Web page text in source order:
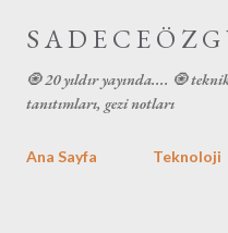
Ana
S A D E C E Ö Z
🧿 20 yıldır yayında.... 🧿
tanıtımları, gezi notları
Ana Sayfa Teknoloji